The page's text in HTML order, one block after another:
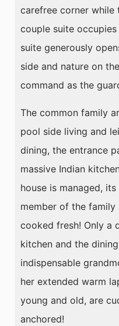
carefree corner while
couple suite
suite generously
side and nature on
command as the
The common family
pool side living and
dining, the entrance
massive Indian
house is managed,
member of the
cooked fresh! Only a
kitchen and the
indispensable
her extended warm
young and old, are
anchored!